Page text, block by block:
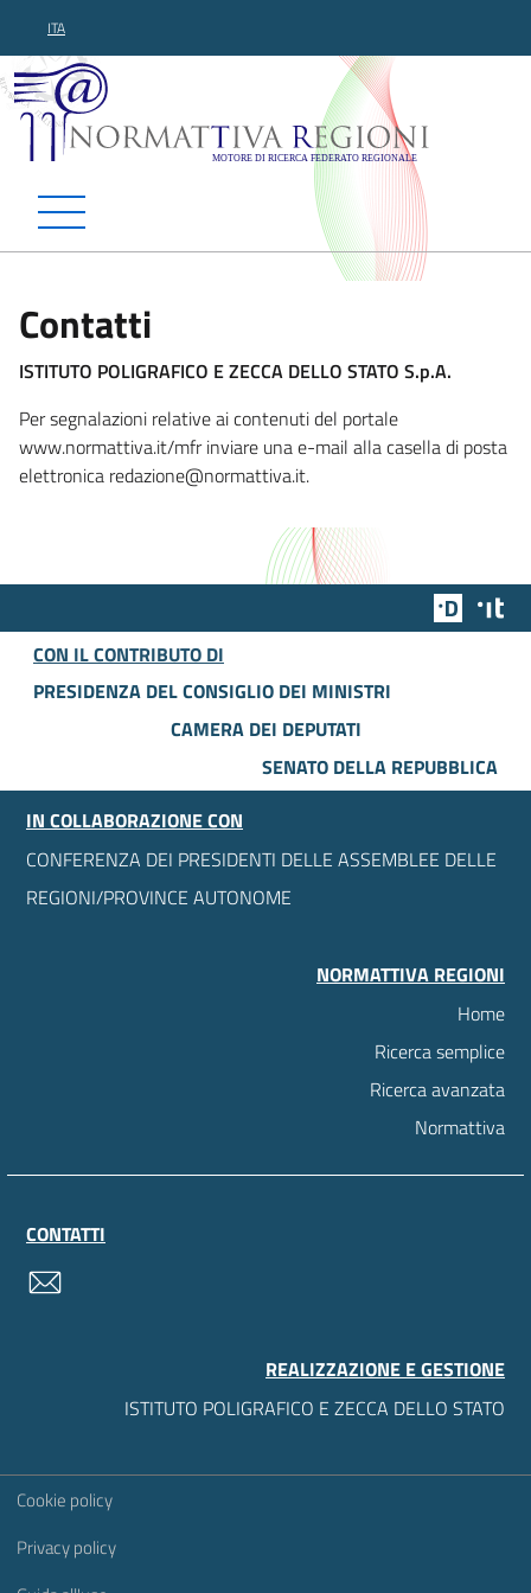
ITA
Normattiva Regioni -
Contatti
ISTITUTO POLIGRAFICO E ZECCA DELLO STATO S.p.A.
Per segnalazioni relative ai contenuti del portale
www.normattiva.it/mfr inviare una e-mail alla casella di posta
elettronica redazione@normattiva.it.
Team
CON IL CONTRIBUTO DI
PRESIDENZA DEL CONSIGLIO DEI MINISTRI
CAMERA DEI DEPUTATI
SENATO DELLA REPUBBLICA
IN COLLABORAZIONE CON
CONFERENZA DEI PRESIDENTI DELLE ASSEMBLEE DELLE
REGIONI/PROVINCE AUTONOME
NORMATTIVA REGIONI
Home
Ricerca semplice
Ricerca avanzata
Normattiva
CONTATTI
REALIZZAZIONE E GESTIONE
ISTITUTO POLIGRAFICO E ZECCA DELLO STATO
Sezione Link Utili
Cookie policy
Privacy policy